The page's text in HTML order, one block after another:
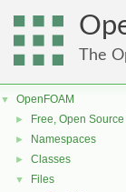
The
▼ OpenFOAM
► Free, Open
► Namespaces
► Classes
▼ Files